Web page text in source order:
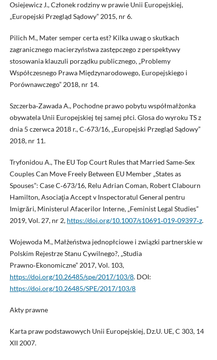
Osiejewicz J., Członek rodziny w prawie Unii Europejskiej,
„Europejski Przegląd Sądowy” 2015, nr 6.
Pilich M., Mater semper certa est? Kilka uwag o skutkach
zagranicznego macierzyństwa zastępczego z perspektywy
stosowania klauzuli porządku publicznego, „Problemy
Współczesnego Prawa Międzynarodowego, Europejskiego i
Porównawczego” 2018, nr 14.
Szczerba‑Zawada A., Pochodne prawo pobytu współmałżonka
obywatela Unii Europejskiej tej samej płci. Glosa do wyroku TS z
dnia 5 czerwca 2018 r., C‑673/16, „Europejski Przegląd Sądowy”
2018, nr 11.
Tryfonidou A., The EU Top Court Rules that Married Same‑Sex
Couples Can Move Freely Between EU Member „States as
Spouses”: Case C‑673/16, Relu Adrian Coman, Robert Clabourn
Hamilton, Asociaţia Accept v Inspectoratul General pentru
Imigrări, Ministerul Afacerilor Interne, „Feminist Legal Studies”
2019, Vol. 27, nr 2, https://doi.org/10.1007/s10691‑019‑09397‑z.
Wojewoda M., Małżeństwa jednopłciowe i związki partnerskie w
Polskim Rejestrze Stanu Cywilnego?, „Studia
Prawno‑Ekonomiczne” 2017, Vol. 103,
https://doi.org/10.26485/spe/2017/103/8. DOI:
https://doi.org/10.26485/SPE/2017/103/8
Akty prawne
Karta praw podstawowych Unii Europejskiej, Dz.U. UE, C 303, 14
XII 2007.